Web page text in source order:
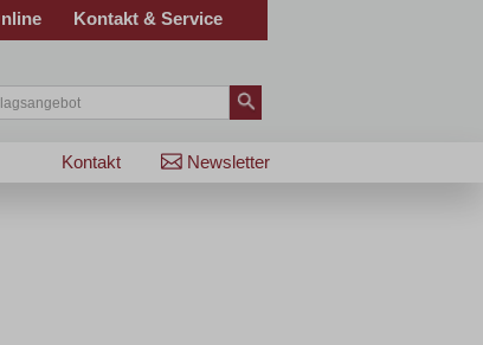
Kontakt & Service
Newsletter
Kontakt